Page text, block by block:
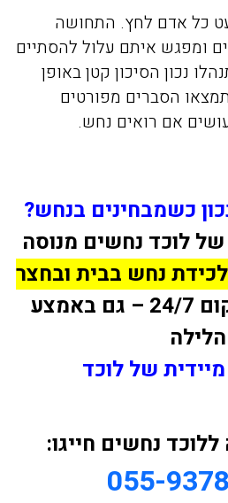
כל אדם לחץ. התחושה
ומפגש איתם עלול להסתיים
נכון הסיכון קטן באופן
הסברים מפורטים
אם רואים נחש.
כשמבחינים בנחש?
לוכד נחשים מנוסה
נחש בבית ובחצר
✔️ הגעה לכל מקום 24/7 – גם באמצע
הלילה
של לוכד
נחשים חייגו:
055-